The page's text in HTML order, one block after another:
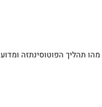
תהליך הפוטוסינתזה ומדוע